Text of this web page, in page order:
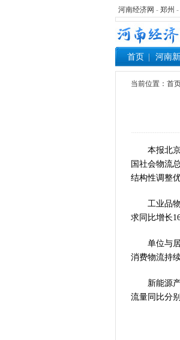
河南经济网 - 郑州 -
首页 河南
当前位置： 首
本报北京
国社会物流
结构性调整
工业品物
求同比增长
单位与居
消费物流持
新能源产
流量同比分